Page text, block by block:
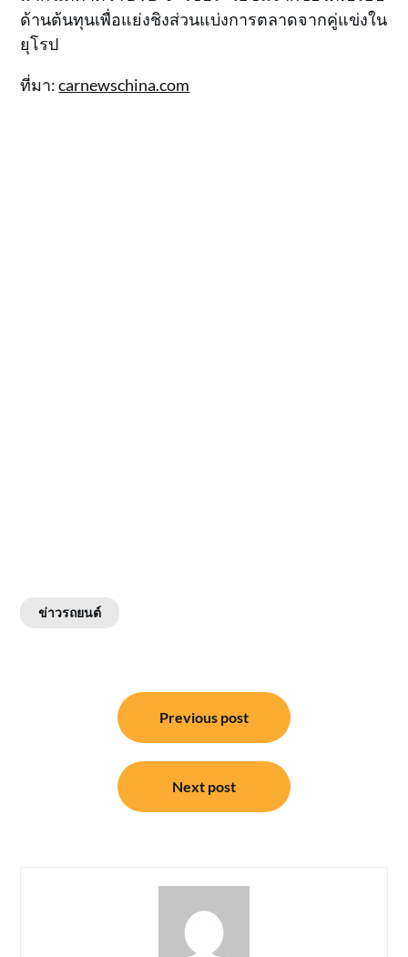
ด้านต้นทุนเพื่อแย่งชิงส่วนแบ่งการตลาดจากคู่แข่งใน
ยุโรป
ที่มา:carnewschina.com
ข่าวรถยนต์
Previous post
Next post